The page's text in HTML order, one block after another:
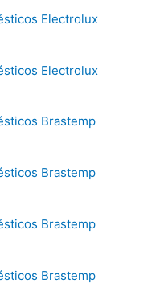
Electrolux
Electrolux
Brastemp
Brastemp
Brastemp
Brastemp